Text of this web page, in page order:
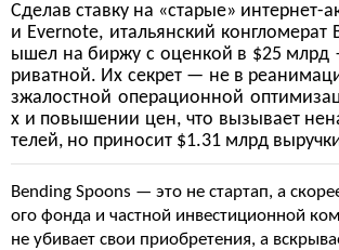
Сделав ставку на «старые» интернет-
и Evernote, итальянский конгломерат
ышел на биржу с оценкой в $25
риватной. Их секрет — не в
зжалостной операционной
х и повышении цен, что вызывает
телей, но приносит $1.31 млрд
Bending Spoons — это не стартап, а
ого фонда и частной инвестиционной
не убивает свои приобретения, а